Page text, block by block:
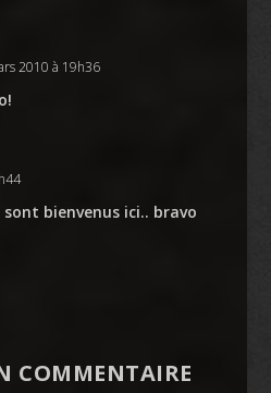
2010 à 19h36
bienvenus ici.. bravo
COMMENTAIRE